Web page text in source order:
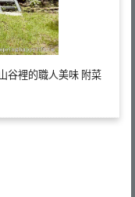
谷裡的職人美味 附菜